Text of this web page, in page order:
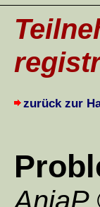
zurück zur
AnjaP